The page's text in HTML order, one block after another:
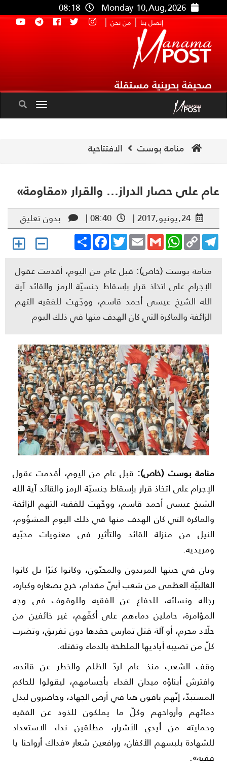
Monday 10,Aug,2026
08:18
إتصل بنا | من نحن |
صحيفة بحرينية مستقلة
Toggle
navigation
منامة بوست الافتتاحية
على حصار الدراز… والقرار «مقاومة»
24,يونيو,2017 | 08:40 |
بدون تعليق
Share
FacebookTwitterEmailGmail
WhatsAppCopy
Link
منامة بوست (خاص): قبل عام من اليوم، أقدمت عقول
الإجرام على اتخاذ قرار بإسقاط جنسيّة الرمز والقائد آية
الله الشيخ عيسى أحمد قاسم، ووجّهت للفقيه التهم
الزائفة والماكرة التي كان الهدف منها في ذلك اليوم
بوست (خاص):قبل عام من اليوم، أقدمت عقول
على اتخاذ قرار بإسقاط جنسيّة الرمز والقائد آية الله
عيسى أحمد قاسم، ووجّهت للفقيه التهم الزائفة
التي كان الهدف منها في ذلك اليوم المشؤوم،
من منزلة القائد والتأثير في معنويات محبّيه
في حينها المريدون والمحبّون، وكانوا كثرًا بل كانوا
العظمى من شعب أبيّ مقدام، خرج بصغاره وكباره،
ونسائه، للدفاع عن الفقيه وللوقوف في وجه
حاملين دماءهم على أكفّهم، غير خائفين من
مجرم، أو آلة قتل تمارس حقدها دون تفريق، وتضرب
من تصيبه أياديها الملطخة بالدماء وتقتله.
الشعب منذ عام لردّ الظلم والخطر عن قائده،
أبناؤه ميدان الفداء بأجسامهم، ليقولوا للحاكم
إنّهم باقون هنا في أرض الجهاد، وحاضرون لبذل
وأرواحهم وكلّ ما يملكون للذود عن الفقيه
من أيدي الأشرار، مطلقين نداء الاستعداد
بلبسهم الأكفان، ورافعين شعار «فداك أرواحنا يا